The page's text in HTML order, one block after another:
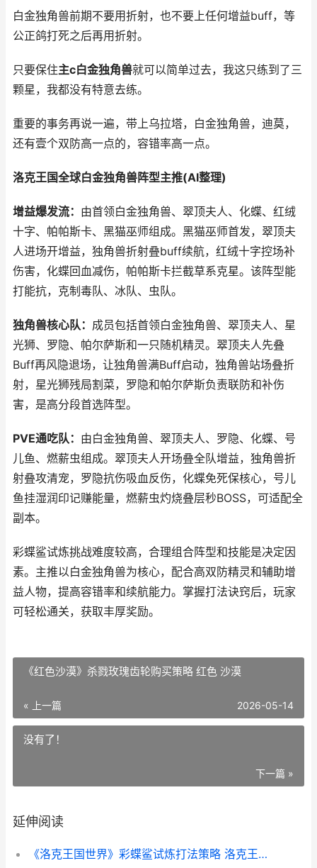
白金独角兽前期不要用折射，也不要上任何增益buff，等
公正鸽打死之后再用折射。
只要保住主c白金独角兽就可以简单过去，我这只练到了三
颗星，我都没有特意去练。
重要的事务再说一遍，带上乌拉塔，白金独角兽，迪莫，
还有壹个双防高一点的，容错率高一点。
洛克王国全球白金独角兽阵型主推(AI整理)
增益爆发流： 由首领白金独角兽、翠顶夫人、化蝶、红绒
十字、帕帕斯卡、黑猫巫师组成。黑猫巫师首发，翠顶夫
人进场开增益，独角兽折射叠buff续航，红绒十字控场补
伤害，化蝶回血减伤，帕帕斯卡拦截草系克星。该阵型能
打能抗，克制毒队、冰队、虫队。
独角兽核心队： 成员包括首领白金独角兽、翠顶夫人、星
光狮、罗隐、帕尔萨斯和一只随机精灵。翠顶夫人先叠
Buff再风隐退场，让独角兽满Buff启动，独角兽站场叠折
射，星光狮残局割菜，罗隐和帕尔萨斯负责联防和补伤
害，是高分段首选阵型。
PVE通吃队： 由白金独角兽、翠顶夫人、罗隐、化蝶、号
儿鱼、燃薪虫组成。翠顶夫人开场叠全队增益，独角兽折
射叠攻清宠，罗隐抗伤吸血反伤，化蝶免死保核心，号儿
鱼挂湿润印记赚能量，燃薪虫灼烧叠层秒BOSS，可适配全
副本。
彩蝶鲨试炼挑战难度较高，合理组合阵型和技能是决定因
素。主推以白金独角兽为核心，配合高双防精灵和辅助增
益人物，提高容错率和续航能力。掌握打法诀窍后，玩家
可轻松通关，获取丰厚奖励。
《红色沙漠》杀戮玫瑰齿轮购买策略 红色 沙漠
« 上一篇 2026-05-14
没有了！
下一篇 »
延伸阅读
《洛克王国世界》彩蝶鲨试炼打法策略 洛克王国世界不褪色的羁绊